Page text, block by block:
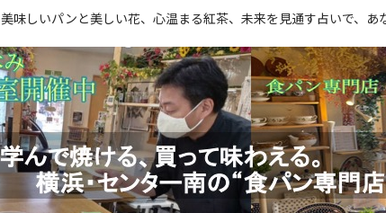
美味しいパンと美しい花、心温まる紅茶、未来を見通す占いで、あ